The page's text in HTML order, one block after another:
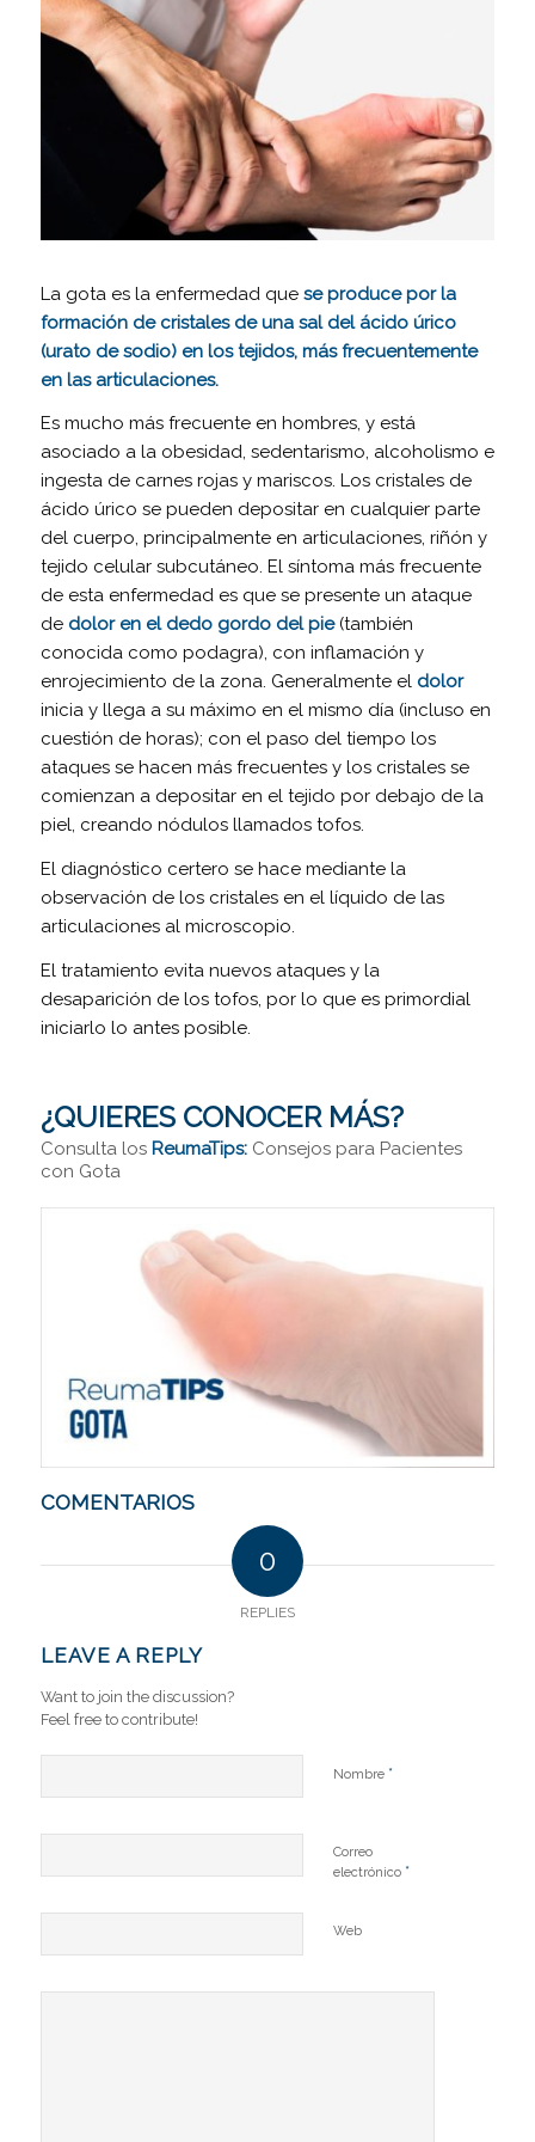
La gota es la enfermedad que se produce por la
formación de cristales de una sal del ácido úrico
(urato de sodio) en los tejidos, más frecuentemente
en las articulaciones.
Es mucho más frecuente en hombres, y está
asociado a la obesidad, sedentarismo, alcoholismo e
ingesta de carnes rojas y mariscos. Los cristales de
ácido úrico se pueden depositar en cualquier parte
del cuerpo, principalmente en articulaciones, riñón y
tejido celular subcutáneo. El síntoma más frecuente
de esta enfermedad es que se presente un ataque
de dolor en el dedo gordo del pie(también
conocida como podagra), con inflamación y
enrojecimiento de la zona. Generalmente el dolor
inicia y llega a su máximo en el mismo día (incluso en
cuestión de horas); con el paso del tiempo los
ataques se hacen más frecuentes y los cristales se
comienzan a depositar en el tejido por debajo de la
piel, creando nódulos llamados tofos.
El diagnóstico certero se hace mediante la
observación de los cristales en el líquido de las
articulaciones al microscopio.
El tratamiento evita nuevos ataques y la
desaparición de los tofos, por lo que es primordial
iniciarlo lo antes posible.
¿QUIERES CONOCER MÁS?
Consulta los ReumaTips:Consejos para Pacientes
con Gota
COMENTARIOS
0
REPLIES
LEAVE A REPLY
Want to join the discussion?
Feel free to contribute!
Nombre *
Correo
electrónico *
Web